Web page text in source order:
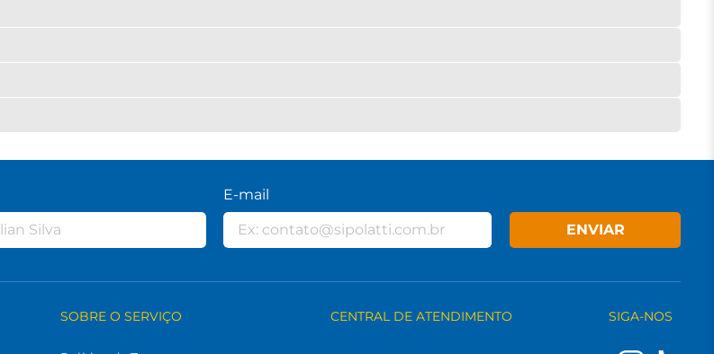
E-mail
ENVIAR
SOBRE O SERVIÇO CENTRAL DE ATENDIMENTO SIGA-NOS